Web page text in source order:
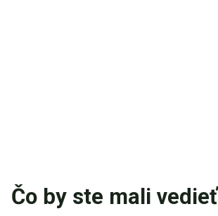
Čo by ste mali vedieť